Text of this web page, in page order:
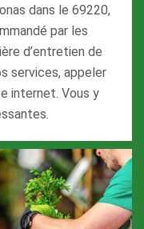
dans le 69220,
par les
d’entretien de
services, appeler
internet. Vous y